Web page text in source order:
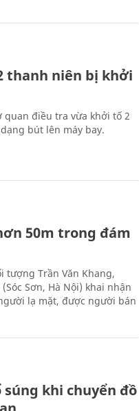
thanh niên bị khởi
quan điều tra vừa khởi tố 2
bút lên máy bay.
50m trong đám
tượng Trần Văn Khang,
Sơn, Hà Nội) khai nhận
lạ mặt, được người bán
khi chuyển đồ